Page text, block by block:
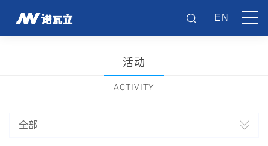
EN
活动
ACTIVITY
全部